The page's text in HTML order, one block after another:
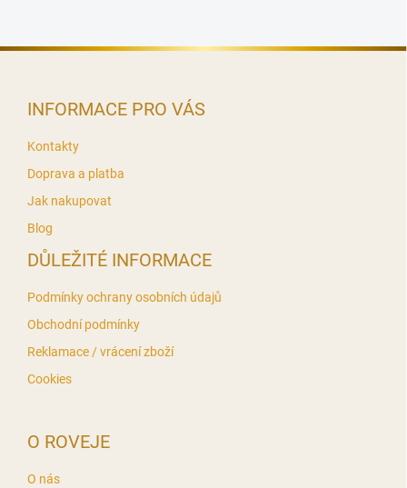
d
p
i
s
INFORMACE PRO VÁS
Kontakty
Doprava a platba
Jak nakupovat
Blog
DŮLEŽITÉ INFORMACE
Podmínky ochrany osobních údajů
Obchodní podmínky
Reklamace / vrácení zboží
Cookies
O ROVEJE
O nás